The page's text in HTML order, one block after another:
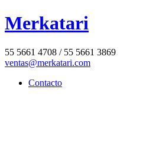
Merkatari
55 5661 4708 / 55 5661 3869
ventas@merkatari.com
Contacto